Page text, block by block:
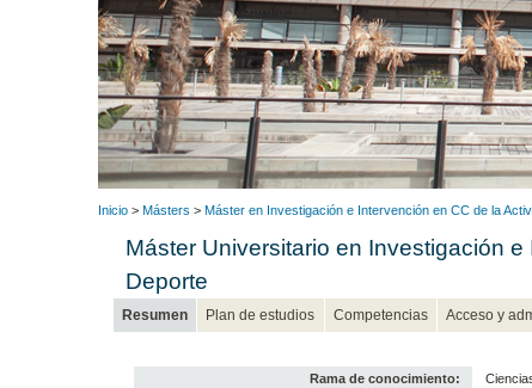
Inicio > Másters > Máster en Investigación e Intervención en CC de la
Máster Universitario en Investigación
Deporte
Resumen Plan de estudios Competencias Acceso y
Rama de conocimiento: